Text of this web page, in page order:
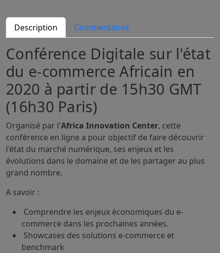
rencontrent le e-commerce et le positionnement de la
poste en Afrique.
Comprendre les législations africaines en matière de
commerce électronique.
Découvrir les succès stories et les échecs des
entrepreneurs et acteurs dans le domaine du e-
commerce en Afrique.
Panels
Panel 1 : Startup & Ecommerce
16h30 à 18h Heure de Paris (15h30 GMT)
Panel 2 : Législation et paiement électronique
18h30 à 20h Heure de Paris (16h30 GMT)
Panel 3 : Logistique & Supply Chain
Invités & panélistes
Description Commentaires
Conférence Digitale sur l'état
du e-commerce Africain en
2020 à partir de 15h30 GMT
(16h30 Paris)
Organisé par l'Africa Innovation Center, cette
conférence en ligne a pour objectif de faire découvrir
l'état du marché numérique, ses enjeux et les
évolutions dans le domaine et de les partager au plus
grand nombre.
A savoir :
Comprendre les enjeux économiques du e-
commerce dans les prochaines années.
Showcases des solutions e-commerce et
benchmark